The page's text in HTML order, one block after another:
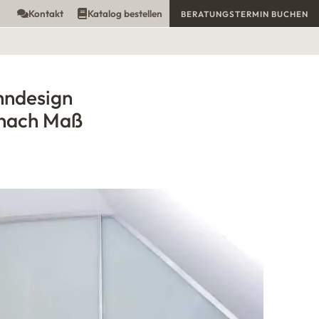
Maß
Kontakt Katalog bestellen BERATUNGSTERMIN BUCHEN